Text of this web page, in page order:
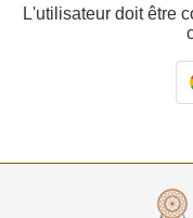
L'utilisateur doit être